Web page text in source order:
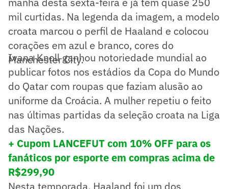
mil curtidas. Na legenda da imagem, a modelo
croata marcou o perfil de Haaland e colocou
corações em azul e branco, cores do
Manchester City.
Ivana Knoll ganhou notoriedade mundial ao
publicar fotos nos estádios da Copa do Mundo
do Qatar com roupas que faziam alusão ao
uniforme da Croácia. A mulher repetiu o feito
nas últimas partidas da seleção croata na Liga
das Nações.
+ Cupom LANCEFUT com 10% OFF para os
fanáticos por esporte em compras acima de
R$299,90
Nesta temporada, Haaland foi um dos